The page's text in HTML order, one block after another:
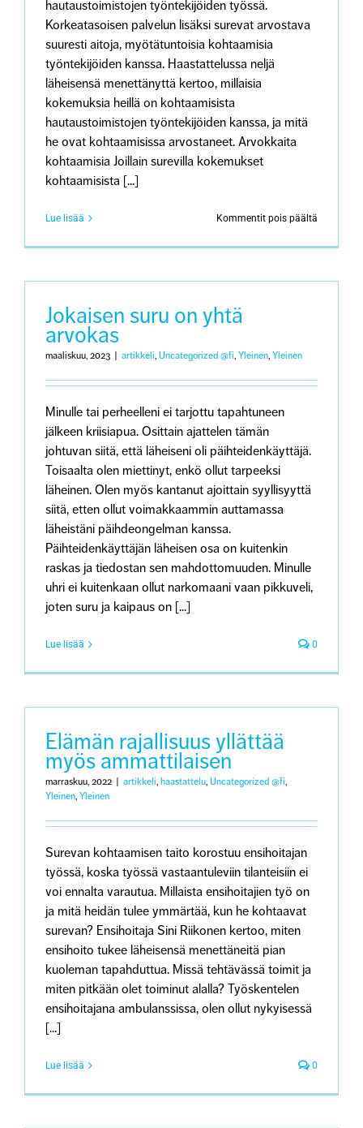
hautaustoimistojen työntekijöiden työssä.
Korkeatasoisen palvelun lisäksi surevat arvostava
suuresti aitoja, myötätuntoisia kohtaamisia
työntekijöiden kanssa. Haastattelussa neljä
läheisensä menettänyttä kertoo, millaisia
kokemuksia heillä on kohtaamisista
hautaustoimistojen työntekijöiden kanssa, ja mitä
he ovat kohtaamisissa arvostaneet. Arvokkaita
kohtaamisia Joillain surevilla kokemukset
kohtaamisista [...]
Lue lisää Kommentit pois päältä
haluaa
surua
Jokaisen suru on yhtä
arvokas
maaliskuu, 2023 artikkeli, Uncategorized @fi, Yleinen, Yleinen
Minulle tai perheelleni ei tarjottu tapahtuneen
jälkeen kriisiapua. Osittain ajattelen tämän
johtuvan siitä, että läheiseni oli päihteidenkäyttäjä.
Toisaalta olen miettinyt, enkö ollut tarpeeksi
läheinen. Olen myös kantanut ajoittain syyllisyyttä
siitä, etten ollut voimakkaammin auttamassa
läheistäni päihdeongelman kanssa.
Päihteidenkäyttäjän läheisen osa on kuitenkin
raskas ja tiedostan sen mahdottomuuden. Minulle
uhri ei kuitenkaan ollut narkomaani vaan pikkuveli,
joten suru ja kaipaus on [...]
Lue lisää 0
Elämän rajallisuus yllättää
myös ammattilaisen
marraskuu, 2022 artikkeli, haastattelu, Uncategorized @fi,
Yleinen, Yleinen
Surevan kohtaamisen taito korostuu ensihoitajan
työssä, koska työssä vastaantuleviin tilanteisiin ei
voi ennalta varautua. Millaista ensihoitajien työ on
ja mitä heidän tulee ymmärtää, kun he kohtaavat
surevan? Ensihoitaja Sini Riikonen kertoo, miten
ensihoito tukee läheisensä menettäneitä pian
kuoleman tapahduttua. Missä tehtävässä toimit ja
miten pitkään olet toiminut alalla? Työskentelen
ensihoitajana ambulanssissa, olen ollut nykyisessä
[...]
Lue lisää 0